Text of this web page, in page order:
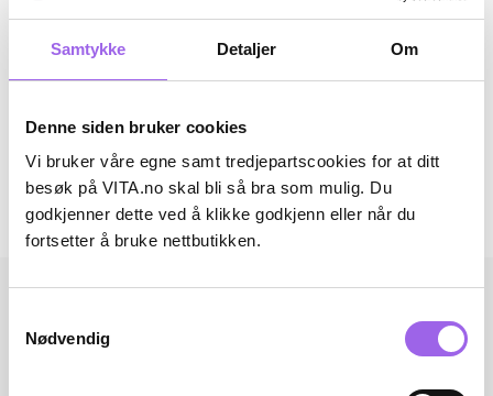
Samtykke Detaljer Om
Denne siden bruker cookies
Vi bruker våre egne samt tredjepartscookies for at ditt
besøk på VITA.no skal bli så bra som mulig. Du
godkjenner dette ved å klikke godkjenn eller når du
fortsetter å bruke nettbutikken.
Nødvendig
Fordeler
Ingredienser
Artikkelnummer: 250325005
Omtaler
Andre har også kjøpt..